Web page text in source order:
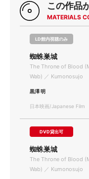
この作品
MATERIALS
LD館内視聴のみ
蜘蛛巣城
The Throne of Blood
Wab) ／ Kumonosujo
黒澤 明
日本映画/Japanese Film
DVD貸出可
蜘蛛巣城
The Throne of Blood
Wab) ／ Kumonosujo